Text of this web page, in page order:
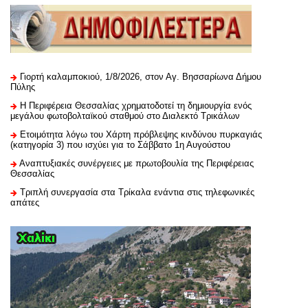
Γιορτή καλαμποκιού, 1/8/2026, στον Αγ. Βησσαρίωνα Δήμου
Πύλης
H Περιφέρεια Θεσσαλίας χρηματοδοτεί τη δημιουργία ενός
μεγάλου φωτοβολταϊκού σταθμού στο Διαλεκτό Τρικάλων
Ετοιμότητα λόγω του Χάρτη πρόβλεψης κινδύνου πυρκαγιάς
(κατηγορία 3) που ισχύει για το Σάββατο 1η Αυγούστου
Αναπτυξιακές συνέργειες με πρωτοβουλία της Περιφέρειας
Θεσσαλίας
Τριπλή συνεργασία στα Τρίκαλα ενάντια στις τηλεφωνικές
απάτες